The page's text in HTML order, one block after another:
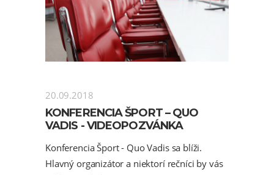
20.09.2018
KONFERENCIA ŠPORT – QUO
VADIS - VIDEOPOZVÁNKA
Konferencia Šport - Quo Vadis sa blíži.
Hlavný organizátor a niektorí rečníci by vás